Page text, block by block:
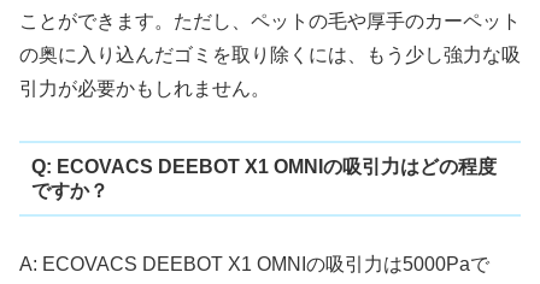
ことができます。ただし、ペットの毛や厚手のカーペット
の奥に入り込んだゴミを取り除くには、もう少し強力な吸
引力が必要かもしれません。
Q: ECOVACS DEEBOT X1 OMNIの吸引力はどの程度
ですか？
A: ECOVACS DEEBOT X1 OMNIの吸引力は5000Paで